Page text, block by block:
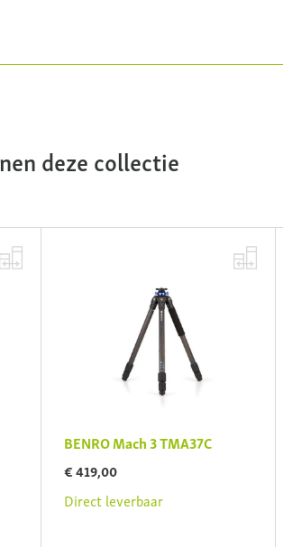
deze collectie
BENRO Mach 3 TMA37C
€ 419,00
Direct leverbaar